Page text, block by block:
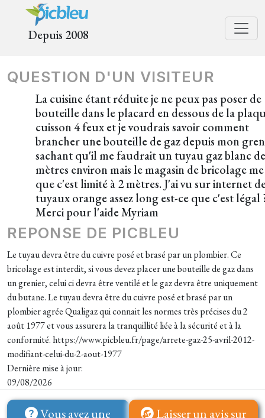
Depuis 2008
QUESTION D'UN VISITEUR
La cuisine étant réduite je ne peux pas poser de
bouteille dans le placard en dessous de la
cuisson 4 feux et je voudrais savoir comment
brancher une bouteille de gaz depuis mon
sachant qu'il me faudrait un tuyau gaz blanc
mètres environ mais le magasin de bricolage
que c'est limité à 2 mètres. J'ai vu sur internet
tuyaux orange assez long est-ce que c'est légal
Merci pour l'aide Myriam
REPONSE DE PICBLEU
Le tuyau devra être du cuivre posé et brasé par un plombier. Ce
bricolage est interdit, si vous devez placer une bouteille de gaz dans
un grenier, celui ci devra être ventilé et le gaz devra être uniquement
du butane. Le tuyau devra être du cuivre posé et brasé par un
plombier agrée Qualigaz qui connait les normes très précises du 2
août 1977 et vous assurera la tranquillité liée à la sécurité et à la
conformité. https://www.picbleu.fr/page/arrete-gaz-25-avril-2012-
modifiant-celui-du-2-aout-1977
Dernière mise à jour:
09/08/2026
Vous avez une
Laisser un avis sur